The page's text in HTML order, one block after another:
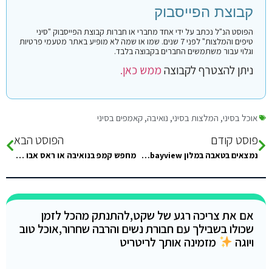
קבוצת הפייסבוק
הפוסט הנ"ל נכתב על ידי אחד מחברי או חברות קבוצת הפייסבוק "סיני
טיפים והמלצות" לפני 7 שנים. שמו או שמה לא מופיע באתר מטעמי פרטיות
וגלוי עבור משתמשים החברים בקבוצה בלבד.
ניתן להצטרף לקבוצהממש כאן.
אוכל בסיני, המלצות בסיני, נואיבה, קאמפים בסיני
פוסט קודם
נמצאים בטאבה במלון bayview…איפה יש כאן חוף מגניב עם פינות זולה שקרוב לכאן?
הפוסט הבא
מחפש קמפ בנואיבה או ראס אבו גאלום עם מזגנים, ארסלים ופינות להיזרק בהם בצל ואוכל מעולה (אם יש פירות ים…
אם את צריכה רגע של שקט,להתנתק מהכל לזמן
שכולו בשבילך עם חבורת נשים והרבה שחרור,אוכל טוב
ויוגה
מזמינה אותך לריטריט